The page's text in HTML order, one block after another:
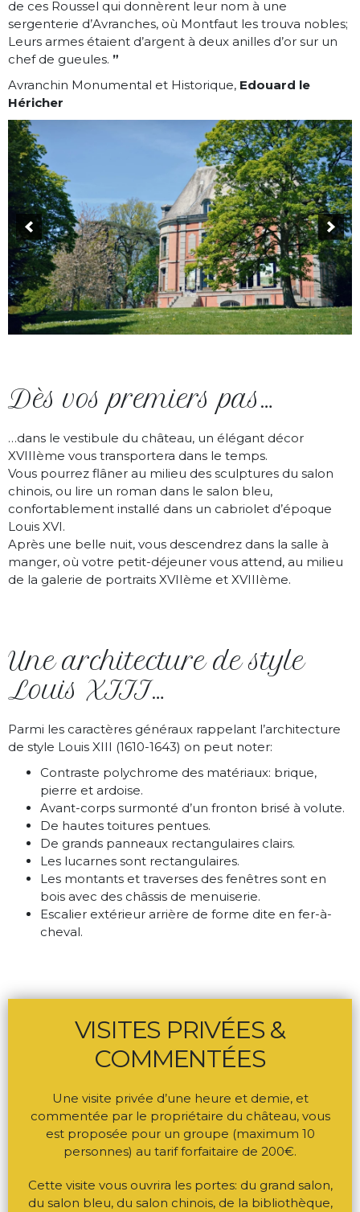
de ces Roussel qui donnèrent leur nom à une
sergenterie d’Avranches, où Montfaut les trouva nobles;
Leurs armes étaient d’argent à deux anilles d’or sur un
chef de gueules. ”
Avranchin Monumental et Historique, Edouard le
Héricher
Dès vos premiers pas…
…dans le vestibule du château, un élégant décor
XVIIIème vous transportera dans le temps.
Vous pourrez flâner au milieu des sculptures du salon
chinois, ou lire un roman dans le salon bleu,
confortablement installé dans un cabriolet d’époque
Louis XVI.
Après une belle nuit, vous descendrez dans la salle à
manger, où votre petit-déjeuner vous attend, au milieu
de la galerie de portraits XVIIème et XVIIIème.
Une architecture de style
Louis XIII…
Parmi les caractères généraux rappelant l’architecture
de style Louis XIII (1610-1643) on peut noter:
Contraste polychrome des matériaux: brique,
pierre et ardoise.
Avant-corps surmonté d’un fronton brisé à volute.
De hautes toitures pentues.
De grands panneaux rectangulaires clairs.
Les lucarnes sont rectangulaires.
Les montants et traverses des fenêtres sont en
bois avec des châssis de menuiserie.
Escalier extérieur arrière de forme dite en fer-à-
cheval.
VISITES PRIVÉES &
COMMENTÉES
Une visite privée d’une heure et demie, et
commentée par le propriétaire du château, vous
est proposée pour un groupe (maximum 10
personnes) au tarif forfaitaire de 200€.
Cette visite vous ouvrira les portes: du grand salon,
du salon bleu, du salon chinois, de la bibliothèque,